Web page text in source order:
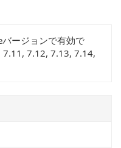
ージョンで有効で
7.12, 7.13, 7.14,